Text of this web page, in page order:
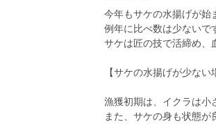
今年もサケの水揚げが始
例年に比べ数は少ないで
サケは匠の技で活締め、
【サケの水揚げが少な
漁獲初期は、イクラは小
また、サケの身も状態が